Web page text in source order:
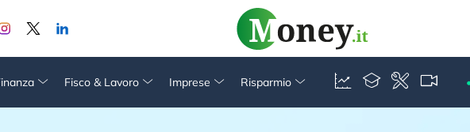
Fisco & Lavoro Imprese Risparmio